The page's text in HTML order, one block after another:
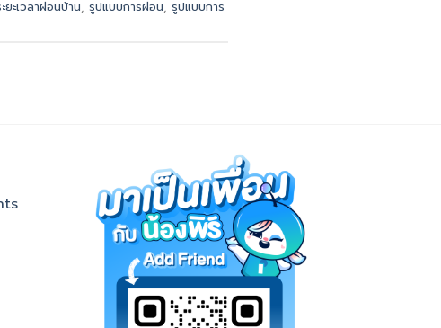
ยะเวลาผ่อนบ้าน, รูปแบบการผ่อน, รูปแบบการ